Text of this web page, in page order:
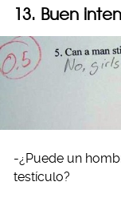
13. Buen
-¿Puede un
testículo?